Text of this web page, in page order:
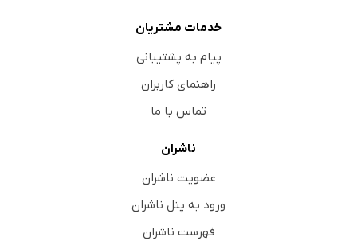
خدمات مشتریان
پیام به پشتیبانی
راهنمای کاربران
تماس با ما
ناشران
عضویت ناشران
ورود به پنل ناشران
فهرست ناشران